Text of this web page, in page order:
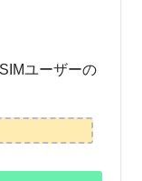
ユーザーの